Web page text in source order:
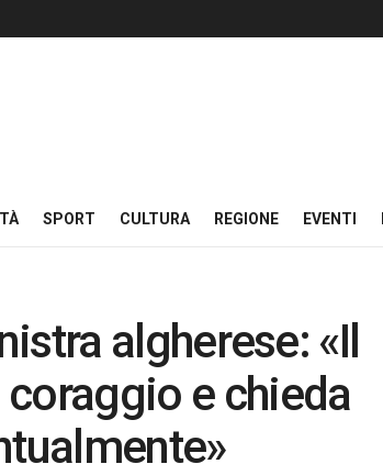
SPORT CULTURA REGIONE EVENTI
algherese: «Il
e chieda